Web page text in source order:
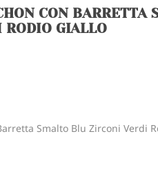
CON BARRETTA
RODIO GIALLO
Smalto Blu Zirconi Verdi